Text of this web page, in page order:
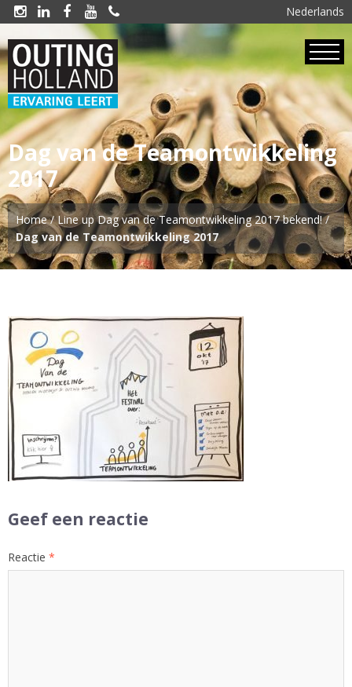
Nederlands
    
Dag van de Teamontwikkeling
2017
Home/Line up Dag van de Teamontwikkeling 2017 bekend!/
Dag van de Teamontwikkeling 2017
Geef een reactie
Reactie *